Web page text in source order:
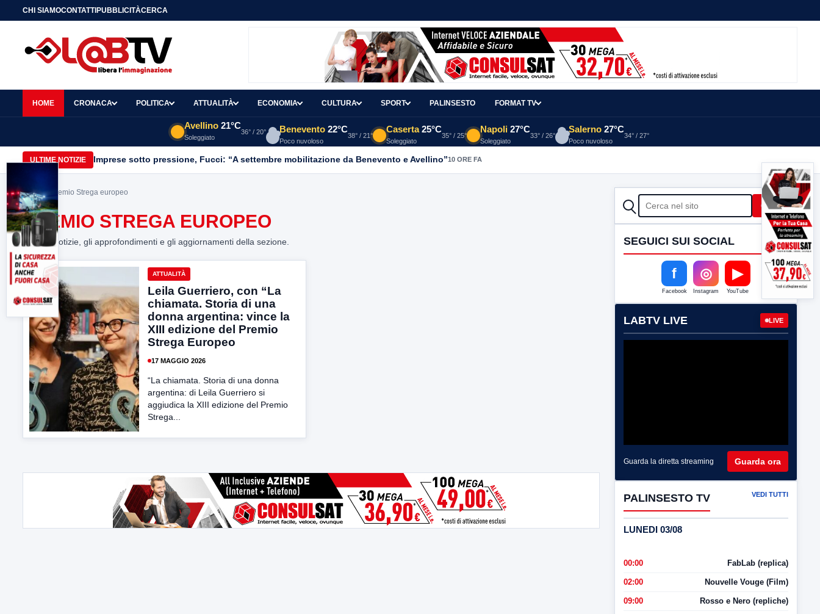
CHI SIAMOCONTATTIPUBBLICITÀCERCA
HOME CRONACA POLITICA ATTUALITÀ ECONOMIA CULTURA SPORT PALINSESTO FORMAT TV
Avellino 21°C
Soleggiato
36° / 20° Benevento 22°C
Poco nuvoloso
38° / 21°
Caserta 25°C
Soleggiato
35° / 25°
Napoli 27°C
Soleggiato
33° / 26°
Salerno 27°C
Poco nuvoloso
34° / 27°
ULTIME NOTIZIE Imprese sotto pressione, Fucci: “A settembre mobilitazione da Benevento e Avellino”10 ORE FA
Home> Premio Strega europeo
PREMIO STREGA EUROPEO
Tutte le notizie, gli approfondimenti e gli aggiornamenti della sezione.
ATTUALITÀ
Leila Guerriero, con “La
chiamata. Storia di una
donna argentina: vince la
XIII edizione del Premio
Strega Europeo
17 MAGGIO 2026
“La chiamata. Storia di una donna
argentina: di Leila Guerriero si
aggiudica la XIII edizione del Premio
Strega...
CERCA Cerca
SEGUICI SUI SOCIAL
f
Facebook
◎
Instagram
▶
YouTube
LABTV LIVE LIVE
Guarda la diretta streaming Guarda ora
PALINSESTO TV VEDI TUTTI
LUNEDI 03/08
00:00 FabLab (replica)
02:00 Nouvelle Vouge (Film)
09:00 Rosso e Nero (repliche)